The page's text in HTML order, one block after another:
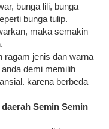
bunga lili, bunga
bunga tulip.
maka semakin
ragam jenis dan warna
demi memilih
karena berbeda
Semin Semin